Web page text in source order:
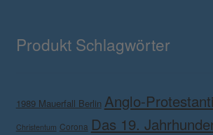
Produkt Schlagwörter
1989 Mauerfall Berlin Anglo-
Christentum Corona Das 19.